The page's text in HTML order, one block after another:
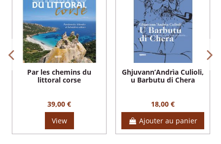
Par les chemins du
littoral corse
39,00 €
View
Ghjuvann’Andrìa Culioli,
u Barbutu di Chera
18,00 €
Ajouter au panier